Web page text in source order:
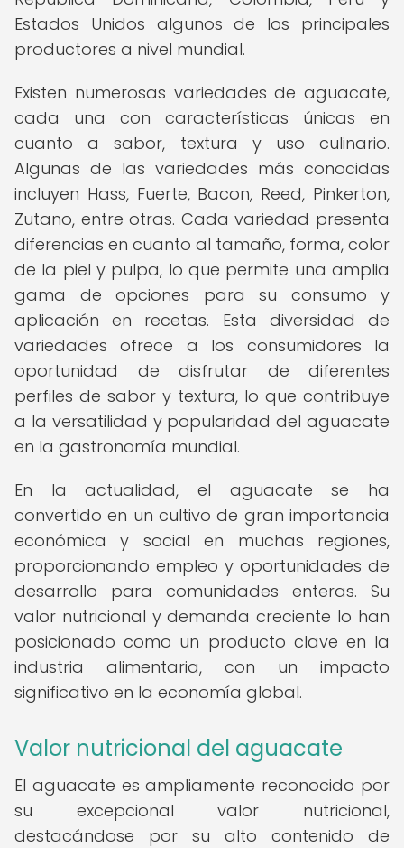
Estados Unidos algunos de los principales
productores a nivel mundial.
Existen numerosas variedades de aguacate,
cada una con características únicas en
cuanto a sabor, textura y uso culinario.
Algunas de las variedades más conocidas
incluyen Hass, Fuerte, Bacon, Reed, Pinkerton,
Zutano, entre otras. Cada variedad presenta
diferencias en cuanto al tamaño, forma, color
de la piel y pulpa, lo que permite una amplia
gama de opciones para su consumo y
aplicación en recetas. Esta diversidad de
variedades ofrece a los consumidores la
oportunidad de disfrutar de diferentes
perfiles de sabor y textura, lo que contribuye
a la versatilidad y popularidad del aguacate
en la gastronomía mundial.
En la actualidad, el aguacate se ha
convertido en un cultivo de gran importancia
económica y social en muchas regiones,
proporcionando empleo y oportunidades de
desarrollo para comunidades enteras. Su
valor nutricional y demanda creciente lo han
posicionado como un producto clave en la
industria alimentaria, con un impacto
significativo en la economía global.
Valor nutricional del aguacate
El aguacate es ampliamente reconocido por
su excepcional valor nutricional,
destacándose por su alto contenido de